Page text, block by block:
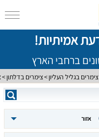
צימרים בגליל העליון צימרים בדלתון
אזור